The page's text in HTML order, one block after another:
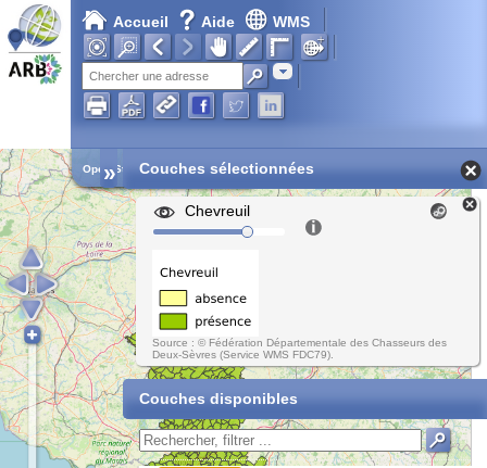
Accueil Aide WMS
Adresse
Open Street Map
» Couches sélectionnées
Chevreuil
Source : © Fédération Départementale des Chasseurs des
Deux-Sèvres (Service WMS FDC79).
Couches disponibles